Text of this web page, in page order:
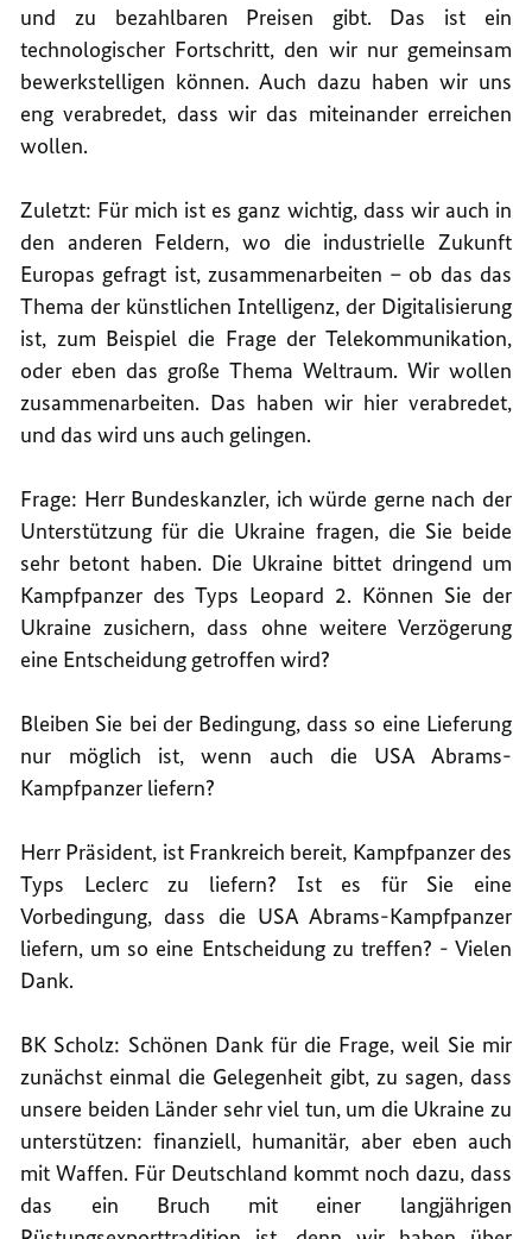
und zu bezahlbaren Preisen gibt. Das ist ein
technologischer Fortschritt, den wir nur gemeinsam
bewerkstelligen können. Auch dazu haben wir uns
eng verabredet, dass wir das miteinander erreichen
wollen.
Zuletzt: Für mich ist es ganz wichtig, dass wir auch in
den anderen Feldern, wo die industrielle Zukunft
Europas gefragt ist, zusammenarbeiten – ob das das
Thema der künstlichen Intelligenz, der Digitalisierung
ist, zum Beispiel die Frage der Telekommunikation,
oder eben das große Thema Weltraum. Wir wollen
zusammenarbeiten. Das haben wir hier verabredet,
und das wird uns auch gelingen.
Frage: Herr Bundeskanzler, ich würde gerne nach der
Unterstützung für die Ukraine fragen, die Sie beide
sehr betont haben. Die Ukraine bittet dringend um
Kampfpanzer des Typs Leopard 2. Können Sie der
Ukraine zusichern, dass ohne weitere Verzögerung
eine Entscheidung getroffen wird?
Bleiben Sie bei der Bedingung, dass so eine Lieferung
nur möglich ist, wenn auch die USA Abrams-
Kampfpanzer liefern?
Herr Präsident, ist Frankreich bereit, Kampfpanzer des
Typs Leclerc zu liefern? Ist es für Sie eine
Vorbedingung, dass die USA Abrams-Kampfpanzer
liefern, um so eine Entscheidung zu treffen? - Vielen
Dank.
BK Scholz: Schönen Dank für die Frage, weil Sie mir
zunächst einmal die Gelegenheit gibt, zu sagen, dass
unsere beiden Länder sehr viel tun, um die Ukraine zu
unterstützen: finanziell, humanitär, aber eben auch
mit Waffen. Für Deutschland kommt noch dazu, dass
das ein Bruch mit einer langjährigen